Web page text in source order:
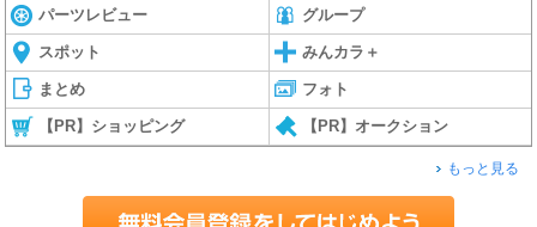
パーツレビュー グループ
スポット みんカラ＋
まとめ フォト
【PR】ショッピング 【PR】オークション
もっと見る